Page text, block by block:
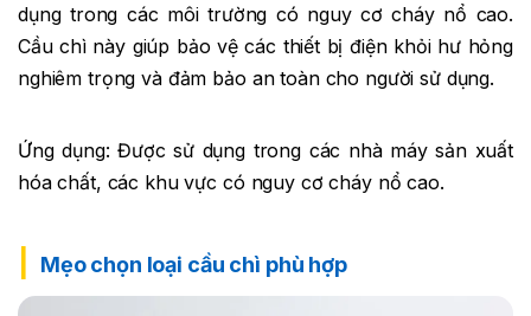
dụng trong các môi trường có nguy cơ cháy nổ cao.
Cầu chì này giúp bảo vệ các thiết bị điện khỏi hư hỏng
nghiêm trọng và đảm bảo an toàn cho người sử dụng.
Ứng dụng: Được sử dụng trong các nhà máy sản xuất
hóa chất, các khu vực có nguy cơ cháy nổ cao.
Mẹo chọn loại cầu chì phù hợp